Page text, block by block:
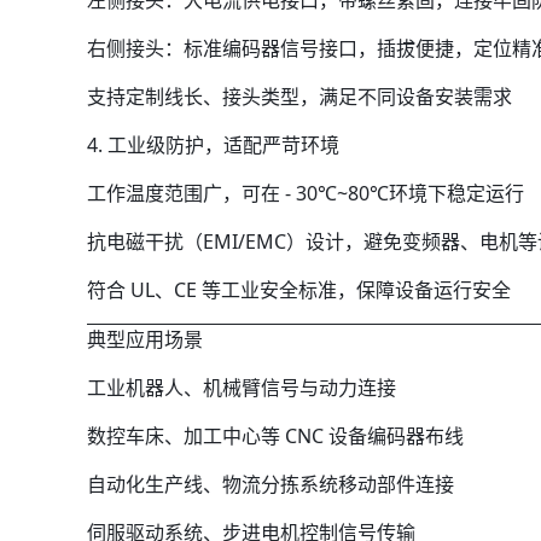
右侧接头：标准编码器信号接口，插拔便捷，定位精
支持定制线长、接头类型，满足不同设备安装需求
4. 工业级防护，适配严苛环境
工作温度范围广，可在 - 30℃~80℃环境下稳定运行
抗电磁干扰（EMI/EMC）设计，避免变频器、电机
符合 UL、CE 等工业安全标准，保障设备运行安全
典型应用场景
工业机器人、机械臂信号与动力连接
数控车床、加工中心等 CNC 设备编码器布线
自动化生产线、物流分拣系统移动部件连接
伺服驱动系统、步进电机控制信号传输